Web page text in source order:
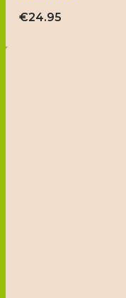
€24.95